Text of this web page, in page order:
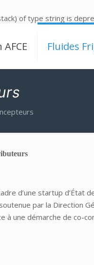
of type string is
Fluides
d’une startup d’État
par la Direction
à une démarche de co-